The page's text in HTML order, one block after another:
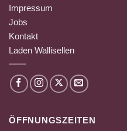
Impressum
Jobs
Kontakt
Laden Wallisellen
ÖFFNUNGSZEITEN